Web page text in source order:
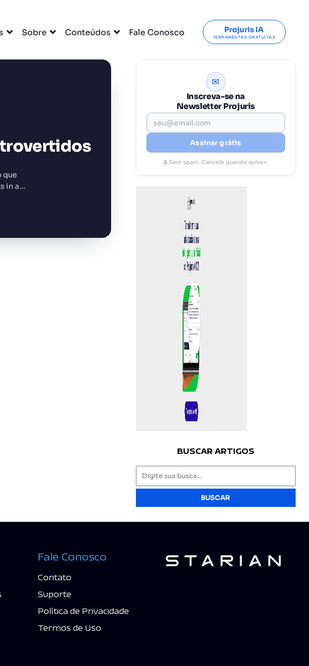
Sobre Conteúdos Fale Conosco Projuris IA
FERRAMENTAS GRATUITAS
que
in a
✉
Inscreva-se na
Newsletter Projuris
Assinar grátis
🔒 Sem spam. Cancele quando quiser.
BUSCAR ARTIGOS
BUSCAR
Fale Conosco
Contato
Suporte
Política de Privacidade
Termos de Uso